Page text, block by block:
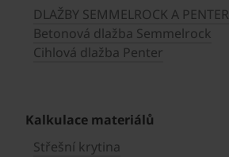
DLAŽBY SEMMELROCK A PENTER
Betonová dlažba Semmelrock
Cihlová dlažba Penter
Kalkulace materiálů
Střešní krytina